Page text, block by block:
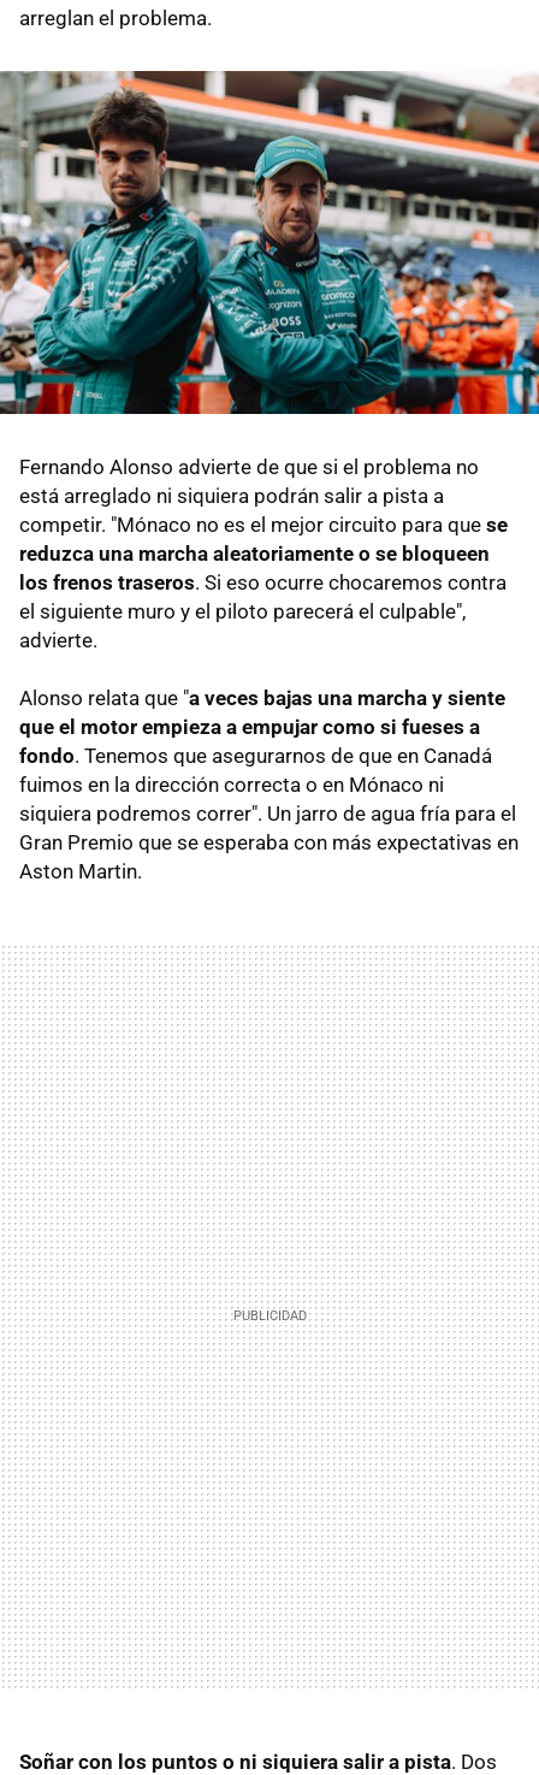
arreglan el problema.
Fernando Alonso advierte de que si el problema no
está arreglado ni siquiera podrán salir a pista a
competir. "Mónaco no es el mejor circuito para que se
reduzca una marcha aleatoriamente o se bloqueen
los frenos traseros. Si eso ocurre chocaremos contra
el siguiente muro y el piloto parecerá el culpable",
advierte.
Alonso relata que "a veces bajas una marcha y siente
que el motor empieza a empujar como si fueses a
fondo. Tenemos que asegurarnos de que en Canadá
fuimos en la dirección correcta o en Mónaco ni
siquiera podremos correr". Un jarro de agua fría para el
Gran Premio que se esperaba con más expectativas en
Aston Martin.
Soñar con los puntos o ni siquiera salir a pista. Dos